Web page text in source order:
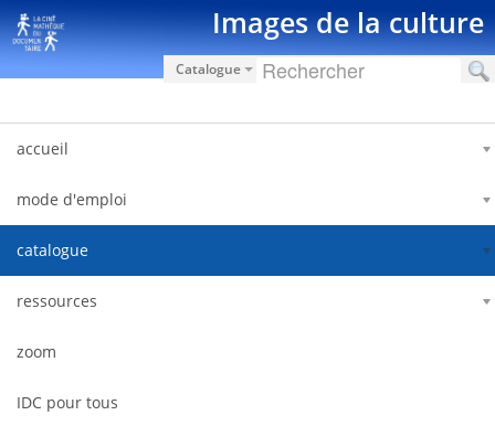
Saut au contenu Images de la culture
Catalogue
accueil
mode d'emploi
catalogue
ressources
zoom
IDC pour tous